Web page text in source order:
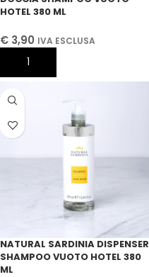
HOTEL 380 ML
€ 3,90 IVA ESCLUSA
AGGIUNGI AL CARRELLO
NATURAL SARDINIA DISPENSER
SHAMPOO VUOTO HOTEL 380
ML